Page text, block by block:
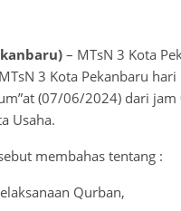
– MTsN 3 Kota
3 Kota Pekanbaru
(07/06/2024) dari
Usaha.
membahas tentang :
Qurban,